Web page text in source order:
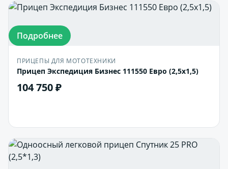
Подробнее
ПРИЦЕПЫ ДЛЯ МОТОТЕХНИКИ
Прицеп Экспедиция Бизнес 111550 Евро (2,5х1,5)
104 750 ₽